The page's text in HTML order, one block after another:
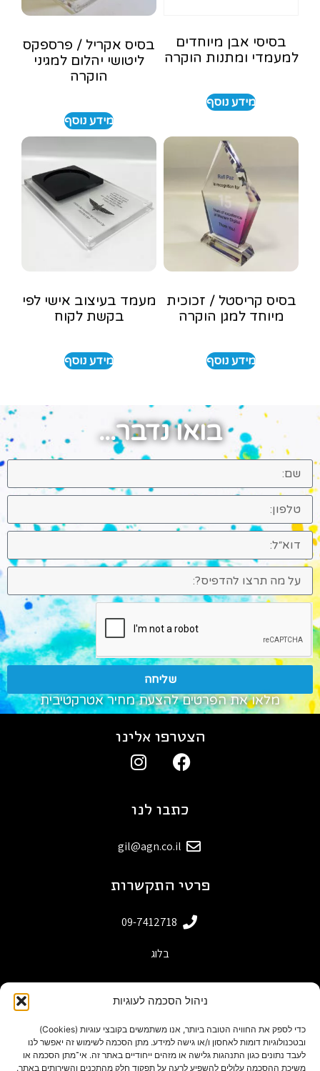
ניהול הסכמה לעוגיות
כדי לספק את החוויה הטובה ביותר, אנו משתמשים בקובצי עוגיות (Cookies)
ובטכנולוגיות דומות לאחסון ו/או גישה למידע. מתן הסכמה לשימוש זה יאפשר לנו
לעבד נתונים כגון התנהגות גלישה או מזהים ייחודיים באתר זה. אי־מתן הסכמה או
משיכת ההסכמה עלולים להשפיע לרעה על תפקוד חלק מהתכנים והשירותים באתר.
בסיסי אבן מיוחדים
למעמדי ומתנות הוקרה
מידע נוסף
בסיס אקריל / פרספקס
ליטושי יהלום למגיני
הוקרה
מידע נוסף
בסיס קריסטל / זכוכית
מיוחד למגן הוקרה
מידע נוסף
מעמד בעיצוב אישי לפי
בקשת לקוח
מידע נוסף
בואו נדבר...
שליחה
מלאו את הפרטים להצעת מחיר אטרקטיבית
פרטי התקשרות
09-7412718
בלוג
כתבו לנו
gil@agn.co.il
הצטרפו אלינו